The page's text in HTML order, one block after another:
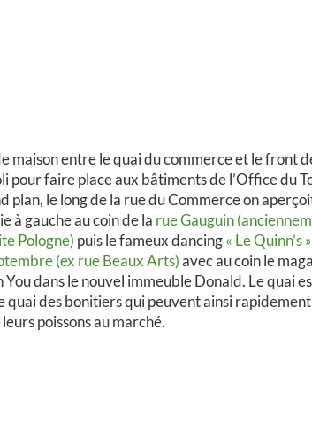
maison entre le quai du commerce et le front
pour faire place aux bâtiments de l’Office du
plan, le long de la rue du Commerce on
à gauche au coin de la rue Gauguin
Pologne) puis le fameux dancing« Le Quinn’s »
(ex rue Beaux Arts)avec au coin le
dans le nouvel immeuble Donald. Le quai
quai des bonitiers qui peuvent ainsi rapidement
poissons au marché.